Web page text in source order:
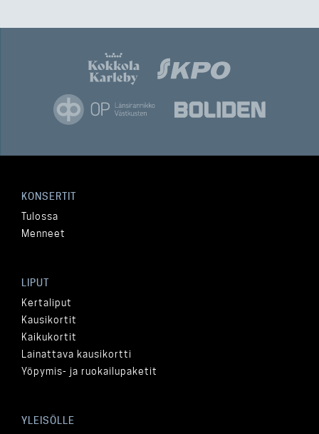
KONSERTIT
Tulossa
Menneet
LIPUT
Kertaliput
Kausikortit
Kaikukortit
Lainattava kausikortti
Yöpymis- ja ruokailupaketit
YLEISÖLLE